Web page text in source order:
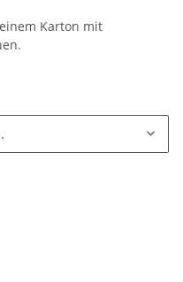
Karton mit